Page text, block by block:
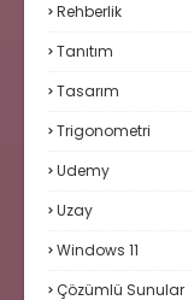
Rehberlik
Tanıtım
Tasarım
Trigonometri
Udemy
Uzay
Windows 11
Çözümlü Sunular